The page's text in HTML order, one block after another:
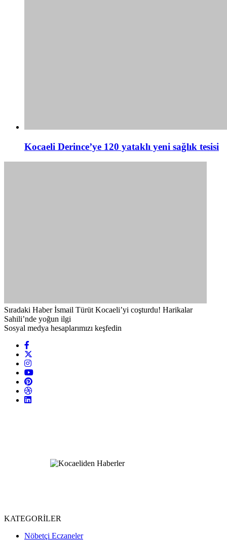
Kocaeli Derince’ye 120 yataklı yeni sağlık tesisi
Sıradaki Haber İsmail Türüt Kocaeli’yi coşturdu! Harikalar
Sahili’nde yoğun ilgi
Sosyal medya hesaplarımızı keşfedin
KATEGORİLER
Nöbetçi Eczaneler